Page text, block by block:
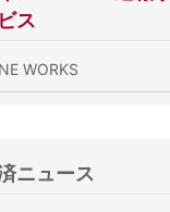
ス
WORKS
ニュース